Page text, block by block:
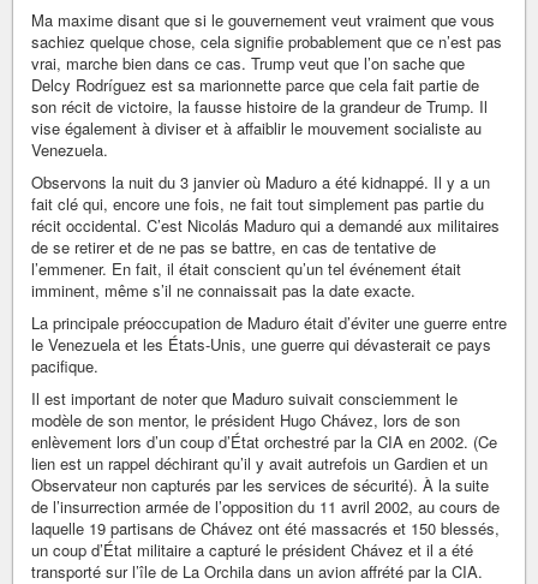
Ma maxime disant que si le gouvernement veut vraiment que vous
sachiez quelque chose, cela signifie probablement que ce n’est pas
vrai, marche bien dans ce cas. Trump veut que l’on sache que
Delcy Rodríguez est sa marionnette parce que cela fait partie de
son récit de victoire, la fausse histoire de la grandeur de Trump. Il
vise également à diviser et à affaiblir le mouvement socialiste au
Venezuela.
Observons la nuit du 3 janvier où Maduro a été kidnappé. Il y a un
fait clé qui, encore une fois, ne fait tout simplement pas partie du
récit occidental. C’est Nicolás Maduro qui a demandé aux militaires
de se retirer et de ne pas se battre, en cas de tentative de
l’emmener. En fait, il était conscient qu’un tel événement était
imminent, même s’il ne connaissait pas la date exacte.
La principale préoccupation de Maduro était d’éviter une guerre entre
le Venezuela et les États-Unis, une guerre qui dévasterait ce pays
pacifique.
Il est important de noter que Maduro suivait consciemment le
modèle de son mentor, le président Hugo Chávez, lors de son
enlèvement lors d’un coup d’État orchestré par la CIA en 2002. (Ce
lien est un rappel déchirant qu’il y avait autrefois un Gardien et un
Observateur non capturés par les services de sécurité). À la suite
de l’insurrection armée de l’opposition du 11 avril 2002, au cours de
laquelle 19 partisans de Chávez ont été massacrés et 150 blessés,
un coup d’État militaire a capturé le président Chávez et il a été
transporté sur l’île de La Orchila dans un avion affrété par la CIA.